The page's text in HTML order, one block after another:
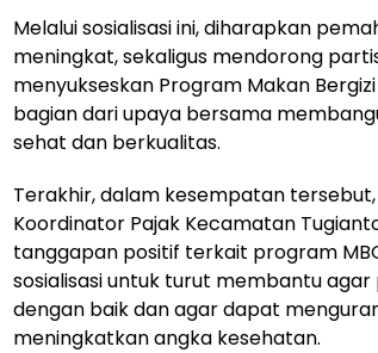
Melalui sosialisasi ini, diharapkan
meningkat, sekaligus mendorong
menyukseskan Program Makan
bagian dari upaya bersama
sehat dan berkualitas.
Terakhir, dalam kesempatan
Koordinator Pajak Kecamatan
tanggapan positif terkait program
sosialisasi untuk turut membantu
dengan baik dan agar dapat
meningkatkan angka kesehatan.